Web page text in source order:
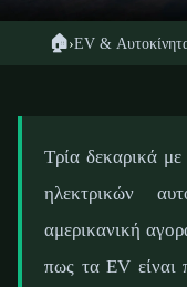
← Επιστροφή στα EV
Μεγάλη
🏠›EV &
Τρία δεκαρικά
ηλεκτρικών
αμερικανική
πως τα EV είναι